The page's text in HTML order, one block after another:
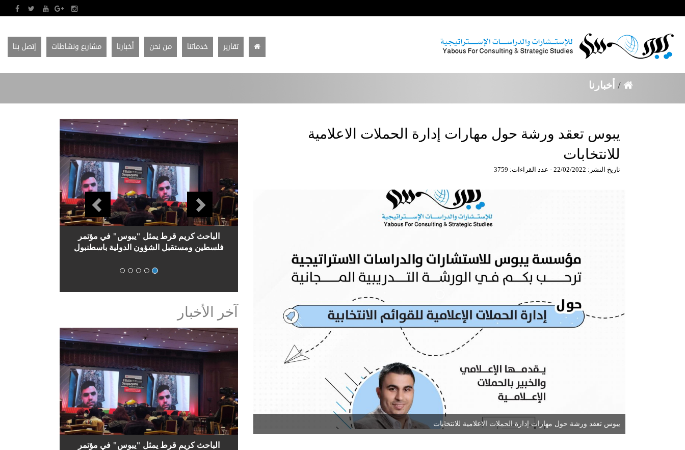
تقارير خدماتنا من نحن أخبارنا مشاريع ونشاطات إتصل بنا
/ أخبارنا
يبوس تعقد ورشة حول مهارات إدارة الحملات الاعلامية
للانتخابات
تاريخ النشر: 22/02/2022 - عدد القراءات: 3759
يبوس تعقد ورشة حول مهارات إدارة الحملات الاعلامية للانتخابات
الباحث قرط يمثل يبوس في مؤتمر فلسطين الثاني
بالدوحة
Previous Next
آخر الأخبار
الباحث كريم قرط يمثل "يبوس" في مؤتمر